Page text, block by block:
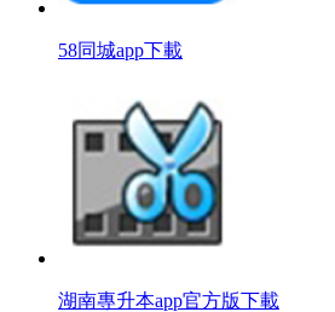
58同城app下載
湖南專升本app官方版下載